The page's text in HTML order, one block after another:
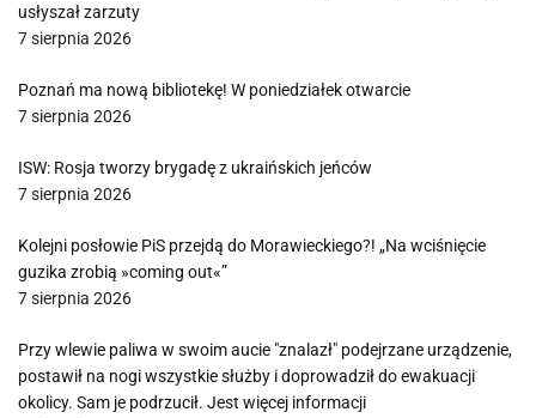
usłyszał zarzuty
7 sierpnia 2026
Poznań ma nową bibliotekę! W poniedziałek otwarcie
7 sierpnia 2026
ISW: Rosja tworzy brygadę z ukraińskich jeńców
7 sierpnia 2026
Kolejni posłowie PiS przejdą do Morawieckiego?! „Na wciśnięcie
guzika zrobią »coming out«”
7 sierpnia 2026
Przy wlewie paliwa w swoim aucie "znalazł" podejrzane urządzenie,
postawił na nogi wszystkie służby i doprowadził do ewakuacji
okolicy. Sam je podrzucił. Jest więcej informacji